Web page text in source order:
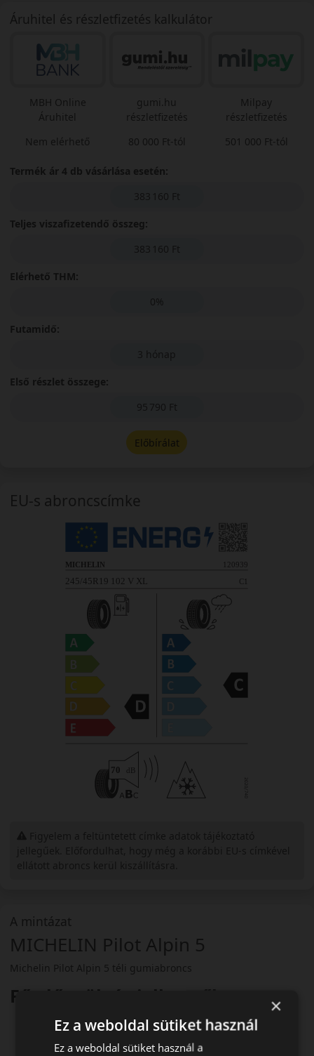
A mintázat
MICHELIN Pilot Alpin 5
Michelin Pilot Alpin 5 téli gumiabroncs
Fő előnyök és jellemzők
A nagyteljesítményű téli abroncs a MICHELIN-től az Ön
által elvárt vezetési élményt nyújtja
Olyan abroncsok, amellyekkel precízen és pontosan
Áruhitel és részletfizetés kalkulátor
MBH Online
Áruhitel
Nem elérhető
gumi.hu
részletfizetés
80 000 Ft-tól
Milpay
részletfizetés
501 000 Ft-tól
Termék ár 4 db vásárlása esetén:
383 160 Ft
Teljes viszafizetendő összeg:
383 160 Ft
Elérhető THM:
0%
Futamidő:
3 hónap
Első részlet összege:
95 790 Ft
Előbírálat
EU-s abroncscímke
×
Ez a weboldal sütiket használ
Ez a weboldal sütiket használ a